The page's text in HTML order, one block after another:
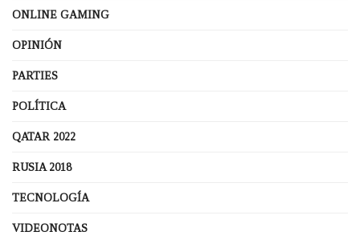
ONLINE GAMING
OPINIÓN
PARTIES
POLÍTICA
QATAR 2022
RUSIA 2018
TECNOLOGÍA
VIDEONOTAS